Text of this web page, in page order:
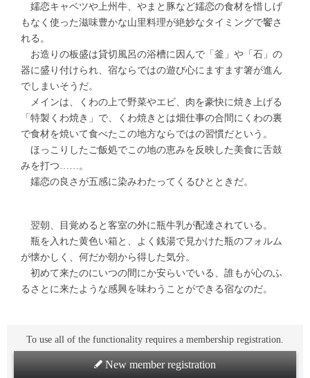
嬬恋キャベツや上州牛、やまと豚など嬬恋の食材を惜しげ
もなく使った滋味豊かな山里料理が絶妙なタイミングで饗さ
れる。
お造りの板盛は貸切風呂の浴槽に因んで「釜」や「石」の
器に盛り付けられ、宿ならではの遊び心にますます箸が進ん
でしまいそうだ。
メインは、くわの上で野菜やエビ、肉を豪快に焼き上げる
「特製くわ焼き」で、くわ焼きとは畑仕事の合間にくわの裏
で食材を焼いて食べたこの地方ならではの習慣だという。
ほっこりしたご飯処でこの地の恵みを反映した美食に舌鼓
みを打つ……。
嬬恋の良さが五感に染みわたってくるひとときだ。
翌朝、目覚めると客室の外に瓶牛乳が配達されている。
瓶を入れた黄色い箱と、よく銭湯で見かけた瓶のフォルム
が懐かしく、何だか朝から得した気分。
初めて来たのにいつの間にか安らいでいる、誰もが心のふ
るさとに来たような感興を味わうことができる宿なのだ。
To use all of the functionality requires a membership registration.
New member registration